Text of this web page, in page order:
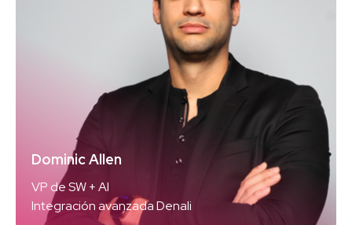
Dominic Allen
VP de SW + AI
Integración avanzada Denali